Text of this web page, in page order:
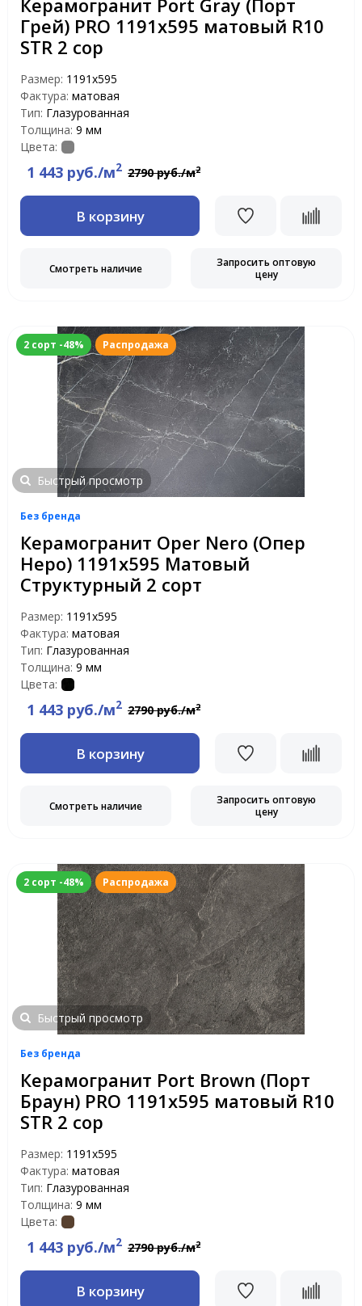
Керамогранит Port Gray (Порт
Грей) PRO 1191х595 матовый R10
STR 2 сор
Размер: 1191x595
Фактура: матовая
Тип: Глазурованная
Толщина: 9 мм
Цвета:
1 443 руб./м2 2790 руб./м2
В корзину
Смотреть наличие
Запросить оптовую
цену
2 сорт -48% Распродажа
Быстрый просмотр
Без бренда
Керамогранит Oper Nero (Опер
Неро) 1191x595 Матовый
Структурный 2 сорт
Размер: 1191x595
Фактура: матовая
Тип: Глазурованная
Толщина: 9 мм
Цвета:
1 443 руб./м2 2790 руб./м2
В корзину
Смотреть наличие
Запросить оптовую
цену
2 сорт -48% Распродажа
Быстрый просмотр
Без бренда
Керамогранит Port Brown (Порт
Браун) PRO 1191х595 матовый R10
STR 2 сор
Размер: 1191x595
Фактура: матовая
Тип: Глазурованная
Толщина: 9 мм
Цвета:
1 443 руб./м2 2790 руб./м2
В корзину